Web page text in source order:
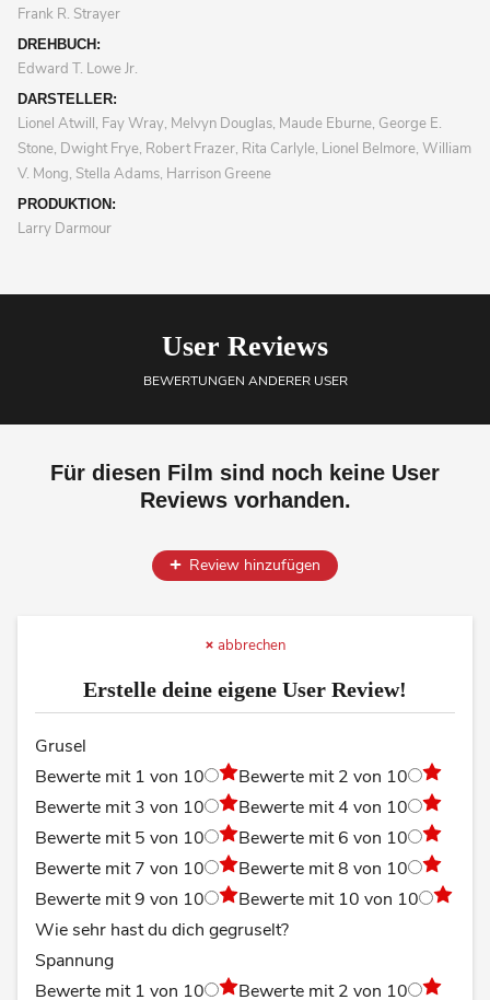
Frank R. Strayer
DREHBUCH:
Edward T. Lowe Jr.
DARSTELLER:
Lionel Atwill, Fay Wray, Melvyn Douglas, Maude Eburne, George E.
Stone, Dwight Frye, Robert Frazer, Rita Carlyle, Lionel Belmore, William
V. Mong, Stella Adams, Harrison Greene
PRODUKTION:
Larry Darmour
User Reviews
BEWERTUNGEN ANDERER USER
Für diesen Film sind noch keine User
Reviews vorhanden.
Review hinzufügen
abbrechen
Erstelle deine eigene User Review!
Grusel
Bewerte mit 1 von 10
Bewerte mit 2 von 10
Bewerte mit 3 von 10
Bewerte mit 4 von 10
Bewerte mit 5 von 10
Bewerte mit 6 von 10
Bewerte mit 7 von 10
Bewerte mit 8 von 10
Bewerte mit 9 von 10
Bewerte mit 10 von 10
Wie sehr hast du dich gegruselt?
Spannung
Bewerte mit 1 von 10
Bewerte mit 2 von 10